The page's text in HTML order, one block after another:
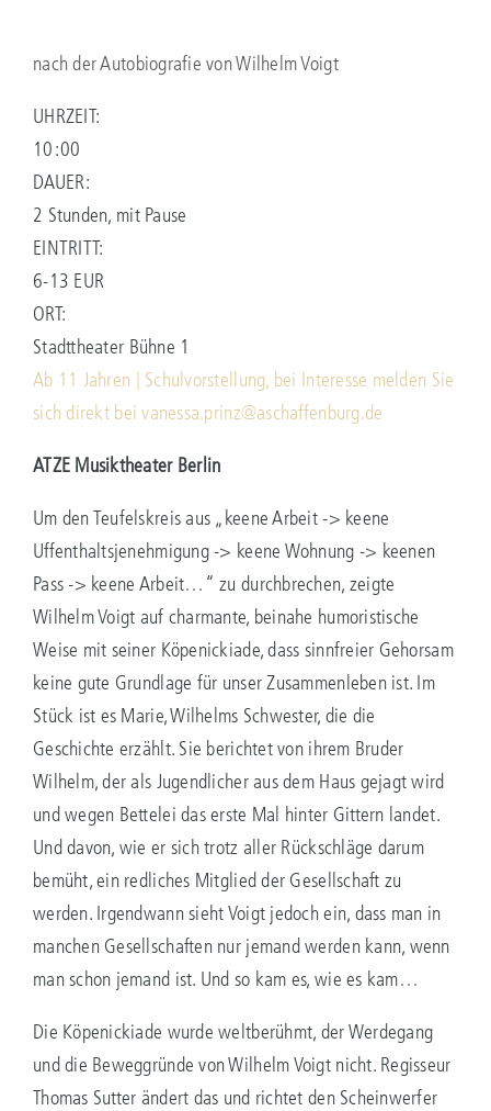
nach der Autobiografie von Wilhelm Voigt
UHRZEIT:
10:00
DAUER:
2 Stunden, mit Pause
EINTRITT:
6-13 EUR
ORT:
Stadttheater Bühne 1
Ab 11 Jahren | Schulvorstellung, bei Interesse melden Sie
sich direkt bei vanessa.prinz@aschaffenburg.de
ATZE Musiktheater Berlin
Um den Teufelskreis aus „keene Arbeit -> keene
Uffenthaltsjenehmigung -> keene Wohnung -> keenen
Pass -> keene Arbeit…“ zu durchbrechen, zeigte
Wilhelm Voigt auf charmante, beinahe humoristische
Weise mit seiner Köpenickiade, dass sinnfreier Gehorsam
keine gute Grundlage für unser Zusammenleben ist. Im
Stück ist es Marie, Wilhelms Schwester, die die
Geschichte erzählt. Sie berichtet von ihrem Bruder
Wilhelm, der als Jugendlicher aus dem Haus gejagt wird
und wegen Bettelei das erste Mal hinter Gittern landet.
Und davon, wie er sich trotz aller Rückschläge darum
bemüht, ein redliches Mitglied der Gesellschaft zu
werden. Irgendwann sieht Voigt jedoch ein, dass man in
manchen Gesellschaften nur jemand werden kann, wenn
man schon jemand ist. Und so kam es, wie es kam…
Die Köpenickiade wurde weltberühmt, der Werdegang
und die Beweggründe von Wilhelm Voigt nicht. Regisseur
Thomas Sutter ändert das und richtet den Scheinwerfer